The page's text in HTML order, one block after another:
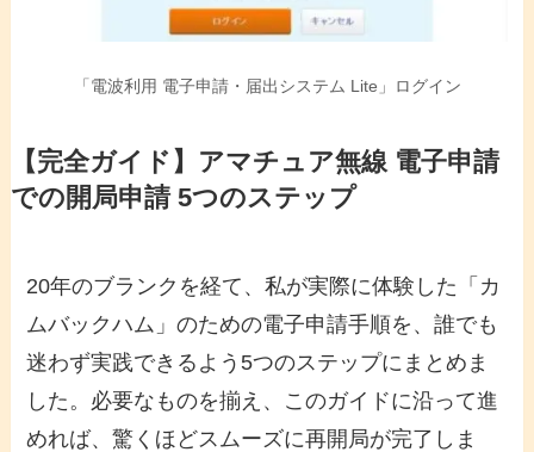
「電波利用 電子申請・届出システム Lite」ログイン
【完全ガイド】アマチュア無線 電子申請
での開局申請 5つのステップ
20年のブランクを経て、私が実際に体験した「カ
ムバックハム」のための電子申請手順を、誰でも
迷わず実践できるよう5つのステップにまとめま
した。必要なものを揃え、このガイドに沿って進
めれば、驚くほどスムーズに再開局が完了しま